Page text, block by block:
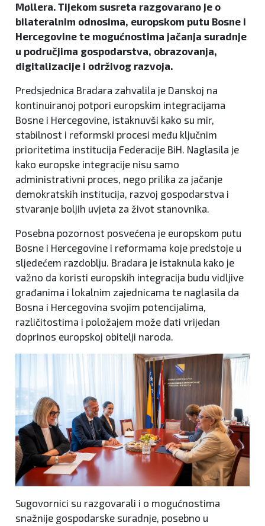
Møllera. Tijekom susreta razgovarano je o
bilateralnim odnosima, europskom putu Bosne i
Hercegovine te mogućnostima jačanja suradnje
u područjima gospodarstva, obrazovanja,
digitalizacije i održivog razvoja.
Predsjednica Bradara zahvalila je Danskoj na
kontinuiranoj potpori europskim integracijama
Bosne i Hercegovine, istaknuvši kako su mir,
stabilnost i reformski procesi među ključnim
prioritetima institucija Federacije BiH. Naglasila je
kako europske integracije nisu samo
administrativni proces, nego prilika za jačanje
demokratskih institucija, razvoj gospodarstva i
stvaranje boljih uvjeta za život stanovnika.
Posebna pozornost posvećena je europskom putu
Bosne i Hercegovine i reformama koje predstoje u
sljedećem razdoblju. Bradara je istaknula kako je
važno da koristi europskih integracija budu vidljive
građanima i lokalnim zajednicama te naglasila da
Bosna i Hercegovina svojim potencijalima,
različitostima i položajem može dati vrijedan
doprinos europskoj obitelji naroda.
Sugovornici su razgovarali i o mogućnostima
snažnije gospodarske suradnje, posebno u